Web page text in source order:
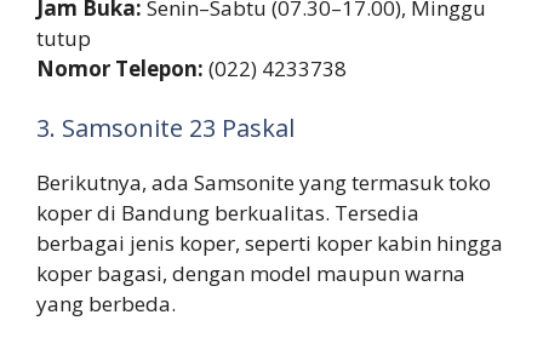
Jam Buka: Senin–Sabtu (07.30–17.00), Minggu
tutup
Nomor Telepon: (022) 4233738
3. Samsonite 23 Paskal
Berikutnya, ada Samsonite yang termasuk toko
koper di Bandung berkualitas. Tersedia
berbagai jenis koper, seperti koper kabin hingga
koper bagasi, dengan model maupun warna
yang berbeda.